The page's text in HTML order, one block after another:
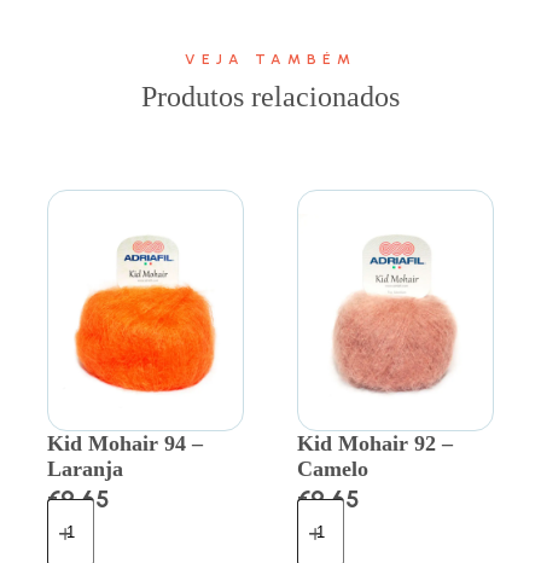
VEJA TAMBÉM
Produtos relacionados
Kid Mohair 94 –
Laranja
€9.65
Kid Mohair 92 –
Camelo
€9.65